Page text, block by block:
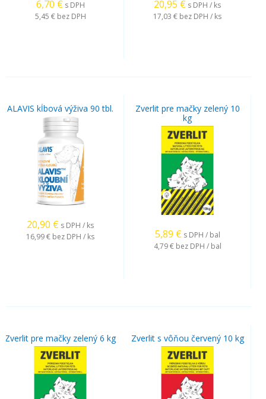
6,70 € s DPH
5,45 € bez DPH
20,95 € s DPH / ks
17,03 € bez DPH / ks
ALAVIS kĺbová výživa 90 tbl.
20,90 € s DPH / ks
16,99 € bez DPH / ks
Zverlit pre mačky zelený 10
kg
5,89 € s DPH / bal
4,79 € bez DPH / bal
Zverlit pre mačky zelený 6 kg Zverlit s vôňou červený 10 kg